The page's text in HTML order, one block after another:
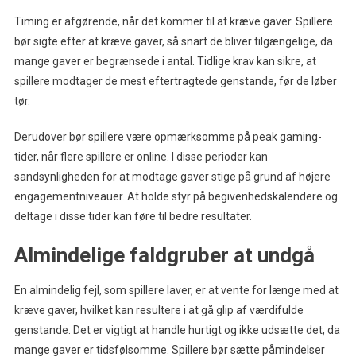
Timing er afgørende, når det kommer til at kræve gaver. Spillere
bør sigte efter at kræve gaver, så snart de bliver tilgængelige, da
mange gaver er begrænsede i antal. Tidlige krav kan sikre, at
spillere modtager de mest eftertragtede genstande, før de løber
tør.
Derudover bør spillere være opmærksomme på peak gaming-
tider, når flere spillere er online. I disse perioder kan
sandsynligheden for at modtage gaver stige på grund af højere
engagementniveauer. At holde styr på begivenhedskalendere og
deltage i disse tider kan føre til bedre resultater.
Almindelige faldgruber at undgå
En almindelig fejl, som spillere laver, er at vente for længe med at
kræve gaver, hvilket kan resultere i at gå glip af værdifulde
genstande. Det er vigtigt at handle hurtigt og ikke udsætte det, da
mange gaver er tidsfølsomme. Spillere bør sætte påmindelser